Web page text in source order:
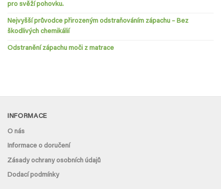
pro svěží pohovku.
Nejvyšší průvodce přirozeným odstraňováním zápachu – Bez
škodlivých chemikálií
Odstranění zápachu moči z matrace
INFORMACE
O nás
Informace o doručení
Zásady ochrany osobních údajů
Dodací podmínky